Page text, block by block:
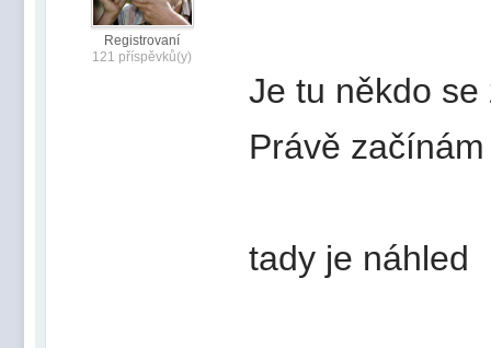
Registrovaní
121 příspěvků(y)
Je tu někdo
Právě
tady je náhled